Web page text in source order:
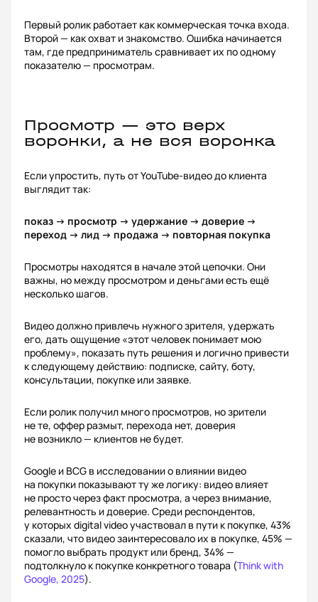
Первый ролик работает как коммерческая точка входа.
Второй — как охват и знакомство. Ошибка начинается
там, где предприниматель сравнивает их по одному
показателю — просмотрам.
Просмотр — это верх
воронки, а не вся воронка
Если упростить, путь от YouTube-видео до клиента
выглядит так:
показ → просмотр → удержание → доверие →
переход → лид → продажа → повторная покупка
Просмотры находятся в начале этой цепочки. Они
важны, но между просмотром и деньгами есть ещё
несколько шагов.
Видео должно привлечь нужного зрителя, удержать
его, дать ощущение «этот человек понимает мою
проблему», показать путь решения и логично привести
к следующему действию: подписке, сайту, боту,
консультации, покупке или заявке.
Если ролик получил много просмотров, но зрители
не те, оффер размыт, перехода нет, доверия
не возникло — клиентов не будет.
Google и BCG в исследовании о влиянии видео
на покупки показывают ту же логику: видео влияет
не просто через факт просмотра, а через внимание,
релевантность и доверие. Среди респондентов,
у которых digital video участвовал в пути к покупке, 43%
сказали, что видео заинтересовало их в покупке, 45% —
помогло выбрать продукт или бренд, 34% —
подтолкнуло к покупке конкретного товара (Think with
Google, 2025).